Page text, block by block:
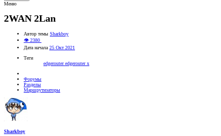
Меню
2WAN 2Lan
Автор темы Sharkboy
👁 2380
Дата начала 25 Окт 2021
Теги
edgerouteredgerouter x
Форумы
Разделы
Маршрутизаторы
Sharkboy